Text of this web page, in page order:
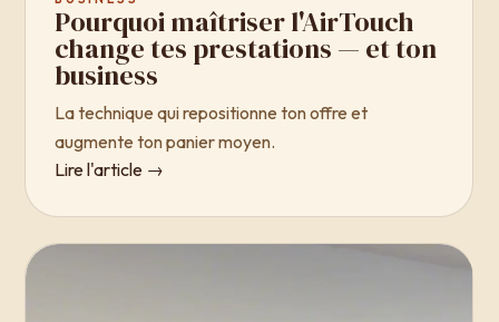
Pourquoi maîtriser l'AirTouch
change tes prestations — et ton
business
La technique qui repositionne ton offre et
augmente ton panier moyen.
Lire l'article →